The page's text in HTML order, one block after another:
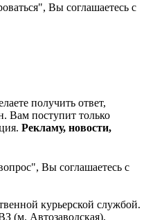
Вы соглашаетесь с
получить ответ,
Вам поступит только
Рекламу, новости,
Вы соглашаетесь с
курьерской службой.
(м. Автозаводская).